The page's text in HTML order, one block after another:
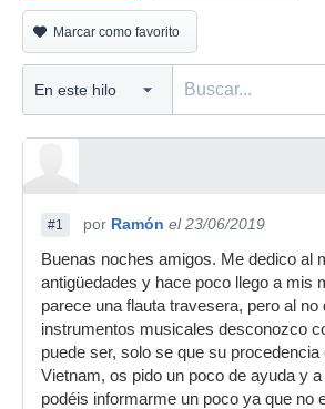
Marcar como favorito
#1 por Ramón el 23/06/2019
Buenas noches amigos. Me dedico al
antigüedades y hace poco llego a mis
parece una flauta travesera, pero al no
instrumentos musicales desconozco
puede ser, solo se que su procedencia
Vietnam, os pido un poco de ayuda y
podéis informarme un poco ya que no